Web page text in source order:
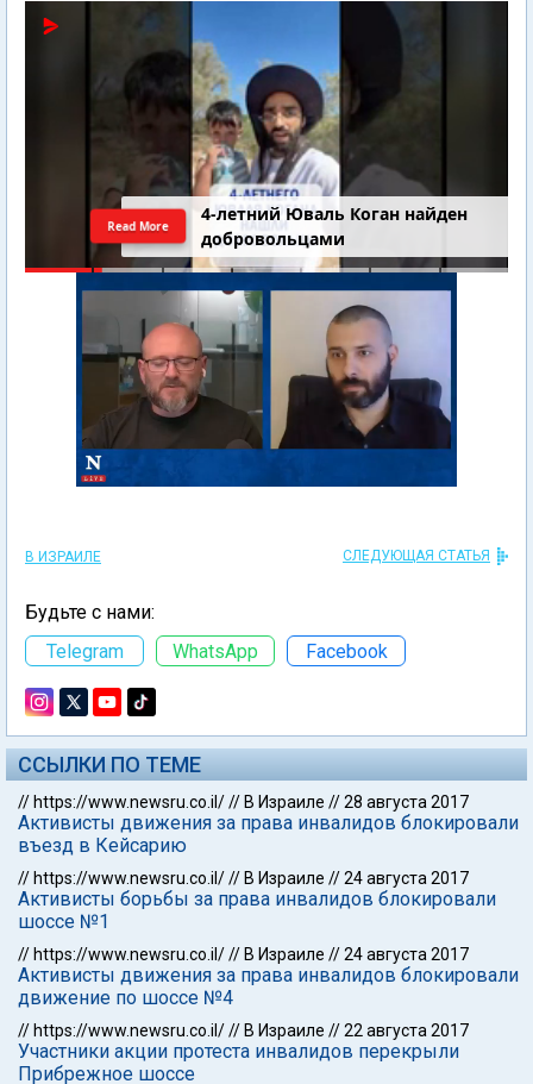
4-летний Юваль Коган найден
добровольцами
Read More
В ИЗРАИЛЕ СЛЕДУЮЩАЯ СТАТЬЯ
Будьте с нами:
Telegram
WhatsApp Facebook
ССЫЛКИ ПО ТЕМЕ
// https://www.newsru.co.il/// В Израиле //28 августа 2017
Активисты движения за права инвалидов блокировали
въезд в Кейсарию
// https://www.newsru.co.il/// В Израиле //24 августа 2017
Активисты борьбы за права инвалидов блокировали
шоссе №1
// https://www.newsru.co.il/// В Израиле //24 августа 2017
Активисты движения за права инвалидов блокировали
движение по шоссе №4
// https://www.newsru.co.il/// В Израиле //22 августа 2017
Участники акции протеста инвалидов перекрыли
Прибрежное шоссе